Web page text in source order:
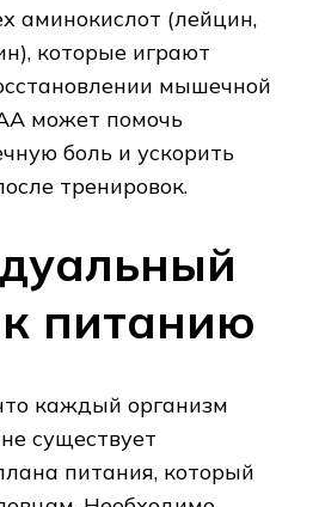
аминокислот (лейцин,
которые играют
мышечной
может помочь
боль и ускорить
тренировок.
питанию
каждый организм
существует
питания, который